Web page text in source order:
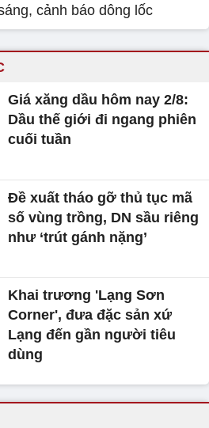
cảnh báo dông lốc
Giá xăng dầu hôm nay 2/8:
Dầu thế giới đi ngang phiên
cuối tuần
Đề xuất tháo gỡ thủ tục mã
số vùng trồng, DN sầu riêng
như ‘trút gánh nặng’
Khai trương 'Lạng Sơn
Corner', đưa đặc sản xứ
Lạng đến gần người tiêu
dùng